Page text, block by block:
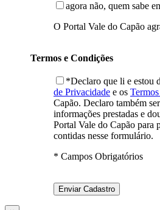
agora não, quem sabe
O Portal Vale do Capão
Termos e Condições
*Declaro que li e estou
de Privacidade e os
Capão. Declaro também
informações prestadas e
Portal Vale do Capão para
contidas nesse formulário.
* Campos Obrigatórios